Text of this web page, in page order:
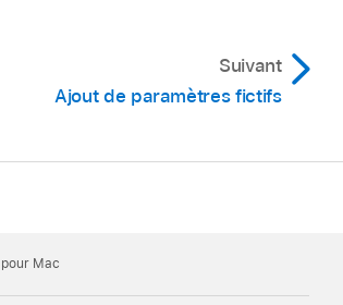
Suivant
Ajout de paramètres fictifs
Mac